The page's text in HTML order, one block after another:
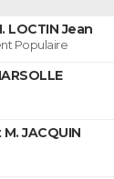
LOCTIN Jean
Populaire
JACQUIN